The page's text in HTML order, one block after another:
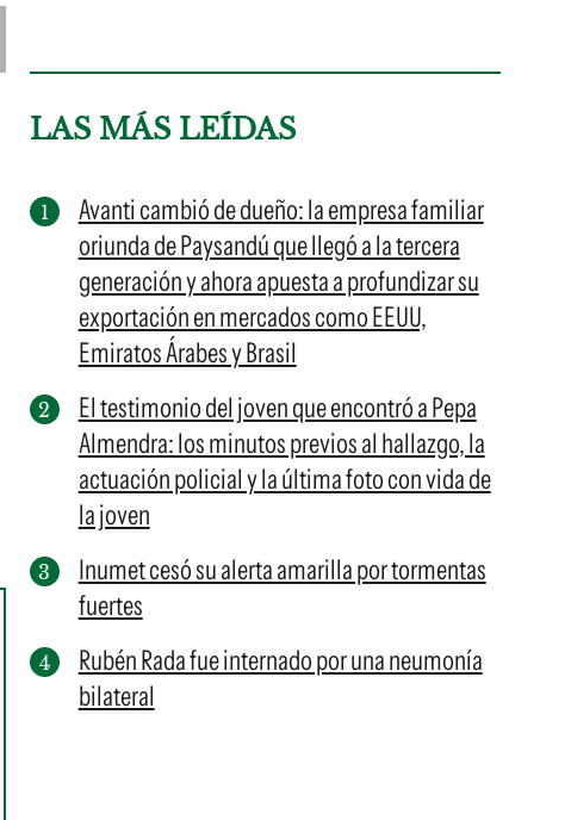
LAS MÁS LEÍDAS
Avanti cambió de dueño: la empresa familiar
oriunda de Paysandú que llegó a la tercera
generación y ahora apuesta a profundizar su
exportación en mercados como EEUU,
Emiratos Árabes y Brasil
El testimonio del joven que encontró a Pepa
Almendra: los minutos previos al hallazgo, la
actuación policial y la última foto con vida de
la joven
Inumet cesó su alerta amarilla por tormentas
fuertes
Rubén Rada fue internado por una neumonía
bilateral